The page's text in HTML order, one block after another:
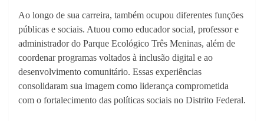
Ao longo de sua carreira, também ocupou diferentes funções
públicas e sociais. Atuou como educador social, professor e
administrador do Parque Ecológico Três Meninas, além de
coordenar programas voltados à inclusão digital e ao
desenvolvimento comunitário. Essas experiências
consolidaram sua imagem como liderança comprometida
com o fortalecimento das políticas sociais no Distrito Federal.